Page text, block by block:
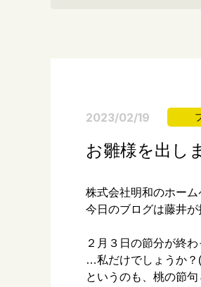
2023/02/19
お雛様を出し
株式会社明和のホーム
今日のブログは藤井が
２月３日の節分が終
…私だけでしょうか？
というのも、桃の節